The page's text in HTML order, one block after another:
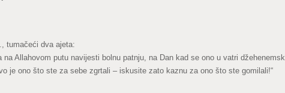
tumačeći dva ajeta:
Allahovom putu navijesti bolnu patnju, na Dan kad se ono u vatri
je ono što ste za sebe zgrtali – iskusite zato kaznu za ono što ste gomilali!“